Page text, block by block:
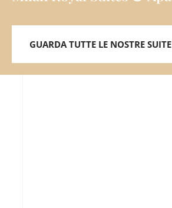
GUARDA TUTTE LE NOSTRE SUITE